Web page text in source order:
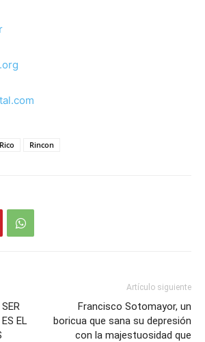
Rincon
SER
EL
Artículo siguiente
Francisco Sotomayor, un
boricua que sana su depresión
con la majestuosidad que